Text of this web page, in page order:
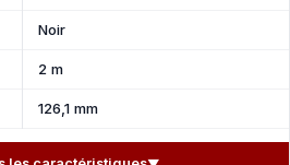
Noir
2 m
126,1 mm